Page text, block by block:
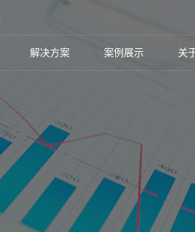
解决方案 案例展示 关